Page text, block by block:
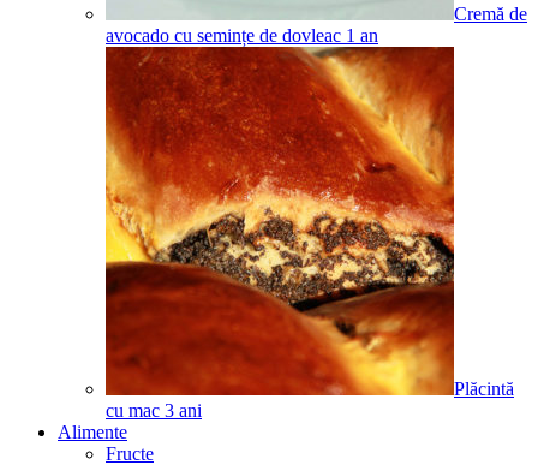
Cremă de
avocado cu semințe de dovleac 1 an
Plăcintă
cu mac 3 ani
Alimente
Fructe